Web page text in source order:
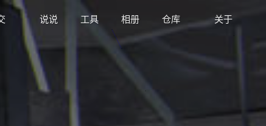
说说 工具 相册 仓库 关于